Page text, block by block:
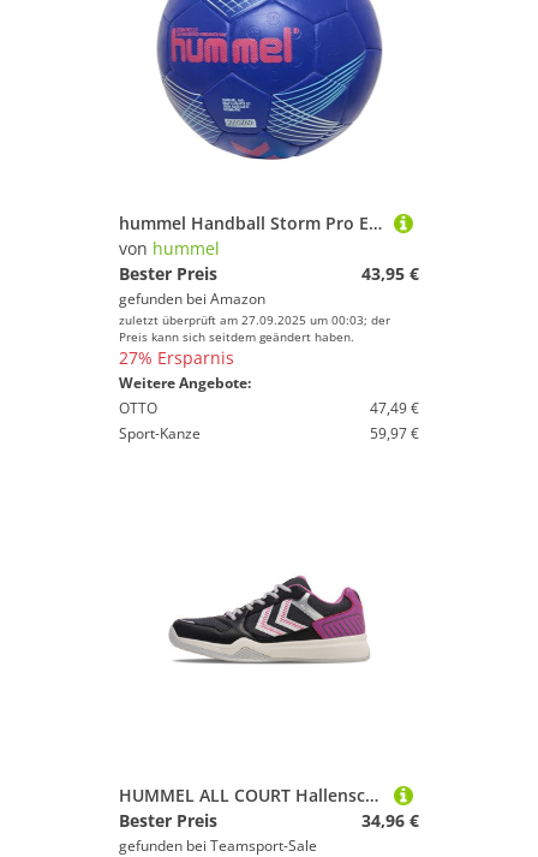
Handballtaschen von HUMMEL
Trainings-Zubehör von HUMMEL
Trainingsanzüge von HUMMEL
Handball-Ausrüstung von HUMMEL
hummel Handball Storm Pro Erwachsene Größe 2, Blue/RED
von hummel
Bester Preis
43,95 €
gefunden bei Amazon
zuletzt überprüft am 27.09.2025 um 00:03; der
Preis kann sich seitdem geändert haben.
27% Ersparnis
Weitere Angebote:
OTTO
47,49 €
Sport-Kanze
59,97 €
HUMMEL ALL COURT Hallenschuhe ANTHRACITE/CATTLEYA ORCHID 39
Bester Preis
34,96 €
gefunden bei Teamsport-Sale